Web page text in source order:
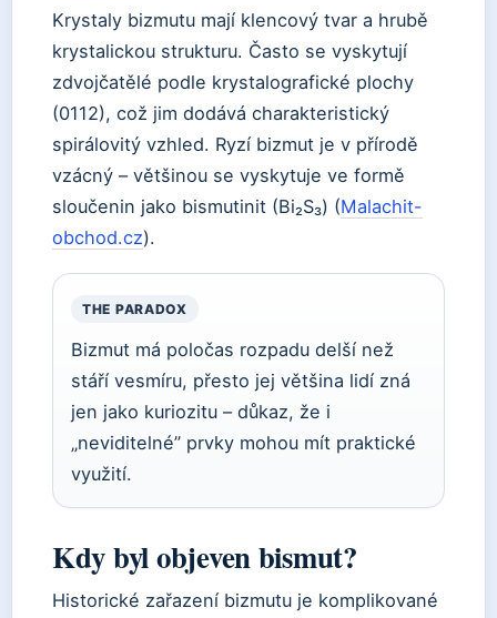
Krystaly bizmutu mají klencový tvar a hrubě
krystalickou strukturu. Často se vyskytují
zdvojčatělé podle krystalografické plochy
(0112), což jim dodává charakteristický
spirálovitý vzhled. Ryzí bizmut je v přírodě
vzácný – většinou se vyskytuje ve formě
sloučenin jako bismutinit (Bi₂S₃) (Malachit-
obchod.cz).
THE PARADOX
Bizmut má poločas rozpadu delší než
stáří vesmíru, přesto jej většina lidí zná
jen jako kuriozitu – důkaz, že i
„neviditelné” prvky mohou mít praktické
využití.
Kdy byl objeven bismut?
Historické zařazení bizmutu je komplikované